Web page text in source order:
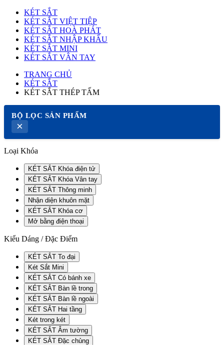
KÉT SẮT
KÉT SẮT VIỆT TIỆP
KÉT SẮT HOÀ PHÁT
KÉT SẮT NHẬP KHẨU
KÉT SẮT MINI
KÉT SẮT VÂN TAY
TRANG CHỦ
KÉT SẮT
KÉT SẮT THÉP TẤM
BỘ LỌC SẢN PHẨM
×
Loại Khóa
KÉT SẮT Khóa điện tử
KÉT SẮT Khóa Vân tay
KÉT SẮT Thông minh
Nhận diện khuôn mặt
KÉT SẮT Khóa cơ
Mở bằng điện thoại
Kiểu Dáng / Đặc Điểm
KÉT SẮT To đại
Két Sắt Mini
KÉT SẮT Có bánh xe
KÉT SẮT Bàn lề trong
KÉT SẮT Bàn lề ngoài
KÉT SẮT Hai tầng
Két trong két
KÉT SẮT Âm tường
KÉT SẮT Đặc chủng